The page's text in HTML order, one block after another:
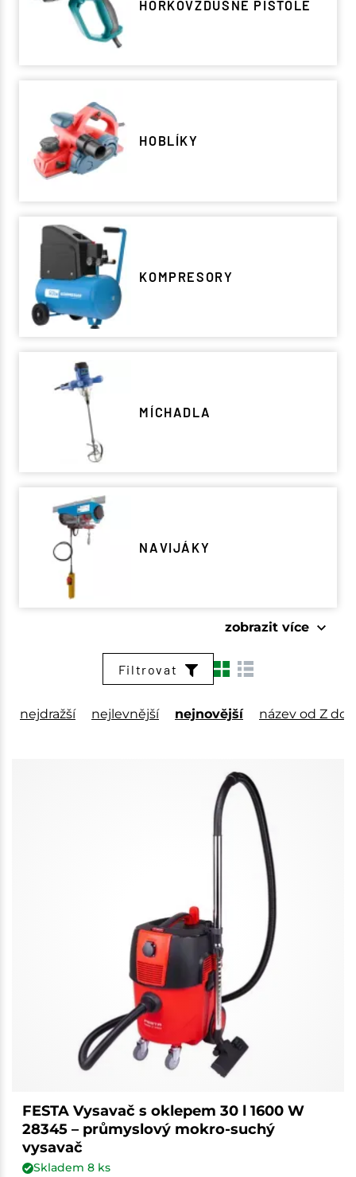
HORKOVZDUŠNÉ PISTOLE
HOBLÍKY
KOMPRESORY
MÍCHADLA
NAVIJÁKY
zobrazit více
Filtrovat
nejdražší nejlevnější nejnovější název od Z do
FESTA Vysavač s oklepem 30 l 1600 W
28345 – průmyslový mokro-suchý
vysavač
Skladem 8ks